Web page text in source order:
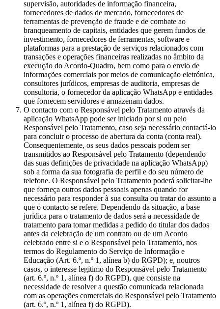
supervisão, autoridades de informação financeira,
fornecedores de dados de mercado, fornecedores de
ferramentas de prevenção de fraude e de combate ao
branqueamento de capitais, entidades que gerem fundos de
investimento, fornecedores de ferramentas, software e
plataformas para a prestação de serviços relacionados com
transações e operações financeiras realizadas no âmbito da
execução do Acordo-Quadro, bem como para o envio de
informações comerciais por meios de comunicação eletrónica,
consultores jurídicos, empresas de auditoria, empresas de
consultoria, o fornecedor da aplicação WhatsApp e entidades
que fornecem servidores e armazenam dados.
O contacto com o Responsável pelo Tratamento através da
aplicação WhatsApp pode ser iniciado por si ou pelo
Responsável pelo Tratamento, caso seja necessário contactá-lo
para concluir o processo de abertura da conta (conta real).
Consequentemente, os seus dados pessoais podem ser
transmitidos ao Responsável pelo Tratamento (dependendo
das suas definições de privacidade na aplicação WhatsApp)
sob a forma da sua fotografia de perfil e do seu número de
telefone. O Responsável pelo Tratamento poderá solicitar-lhe
que forneça outros dados pessoais apenas quando for
necessário para responder à sua consulta ou tratar do assunto a
que o contacto se refere. Dependendo da situação, a base
jurídica para o tratamento de dados será a necessidade de
tratamento para tomar medidas a pedido do titular dos dados
antes da celebração de um contrato ou de um Acordo
celebrado entre si e o Responsável pelo Tratamento, nos
termos do Regulamento do Serviço de Informação e
Educação (Art. 6.º, n.º 1, alínea b) do RGPD); e, noutros
casos, o interesse legítimo do Responsável pelo Tratamento
(art. 6.º, n.º 1, alínea f) do RGPD), que consiste na
necessidade de resolver a questão comunicada relacionada
com as operações comerciais do Responsável pelo Tratamento
(art. 6.º, n.º 1, alínea f) do RGPD).